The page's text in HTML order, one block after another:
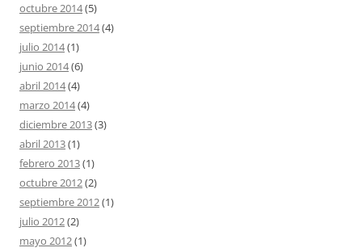
octubre 2014(5)
septiembre 2014(4)
julio 2014(1)
junio 2014(6)
abril 2014(4)
marzo 2014(4)
diciembre 2013(3)
abril 2013(1)
febrero 2013(1)
octubre 2012(2)
septiembre 2012(1)
julio 2012(2)
mayo 2012(1)